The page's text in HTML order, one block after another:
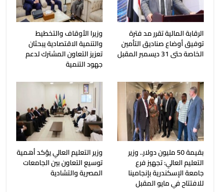
الرقابة المالية تقرر مد فترة
توفيق أوضاع صناديق التأمين
الخاصة حتى 31 ديسمبر المقبل
وزيرا الأوقاف والتخطيط
والتنمية الاقتصادية يبحثان
تعزيز التعاون المشترك لدعم
جهود التنمية
بقيمة 50 مليون دولار.. وزير
التعليم العالي: تجهيز فرع
جامعة الإسكندرية بإنجامينا
للافتتاح في مايو المقبل
وزير التعليم العالي يؤكد أهمية
توسيع التعاون بين الجامعات
المصرية والتشادية